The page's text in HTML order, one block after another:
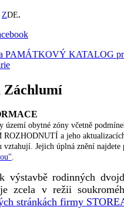
ZDE.
PAMÁTKOVÝ KATALOG
Záchlumí
území obytné zóny včetně
a jeho
vztahují. Jejich úplná znění najdete
.
výstavbě rodinných
zcela v režii
stránkách firmy